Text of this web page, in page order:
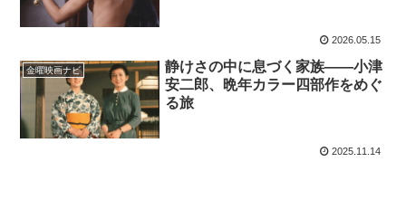
2026.05.15
金曜映画ナビ
静けさの中に息づく家族——小津
安二郎、晩年カラー四部作をめぐ
る旅
2025.11.14